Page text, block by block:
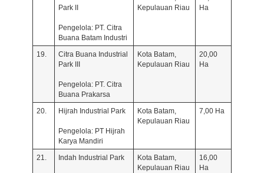
Park II
Pengelola: PT. Citra
Buana Batam Industri
Kepulauan Riau
Ha
19.
Citra Buana Industrial
Park III
Pengelola: PT. Citra
Buana Prakarsa
Kota Batam,
Kepulauan Riau
20,00
Ha
20. Hijrah Industrial Park
Pengelola: PT Hijrah
Karya Mandiri
Kota Batam,
Kepulauan Riau
7,00 Ha
21. Indah Industrial Park
Kota Batam,
Kepulauan Riau
16,00
Ha